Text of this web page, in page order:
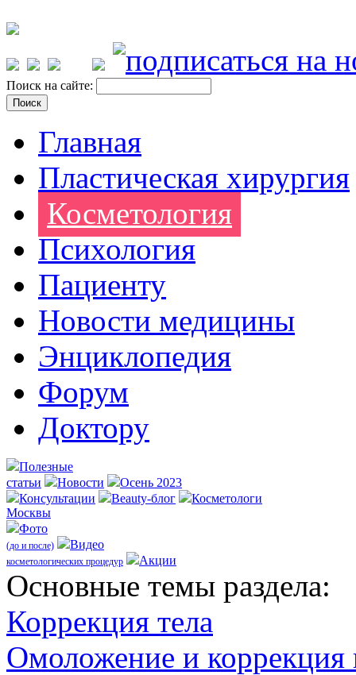
Поиск на сайте:
Главная
Пластическая хирургия
Косметология
Психология
Пациенту
Новости медицины
Энциклопедия
Форум
Доктору
Полезные
статьи
Новости
Осень 2023
Консультации
Beauty-блог
Косметологи
Москвы
Фото
(до и после) Видео
косметологических процедур Акции
Оcновные темы раздела:
Коррекция тела
Омоложение и коррекция